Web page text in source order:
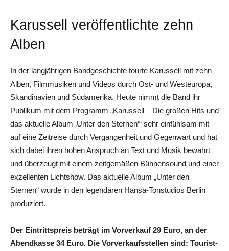
Karussell veröffentlichte zehn
Alben
In der langjährigen Bandgeschichte tourte Karussell mit zehn
Alben, Filmmusiken und Videos durch Ost- und Westeuropa,
Skandinavien und Südamerika. Heute nimmt die Band ihr
Publikum mit dem Programm „Karussell – Die großen Hits und
das aktuelle Album ‚Unter den Sternen‘“ sehr einfühlsam mit
auf eine Zeitreise durch Vergangenheit und Gegenwart und hat
sich dabei ihren hohen Anspruch an Text und Musik bewahrt
und überzeugt mit einem zeitgemäßen Bühnensound und einer
exzellenten Lichtshow. Das aktuelle Album „Unter den
Sternen“ wurde in den legendären Hansa-Tonstudios Berlin
produziert.
Der Eintrittspreis beträgt im Vorverkauf 29 Euro, an der
Abendkasse 34 Euro. Die Vorverkaufsstellen sind: Tourist-